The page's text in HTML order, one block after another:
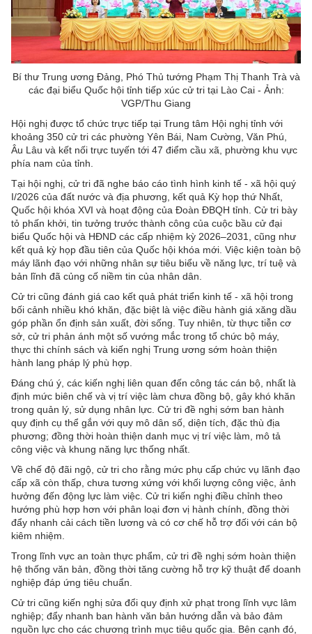
Bí thư Trung ương Đảng, Phó Thủ tướng Phạm Thị Thanh Trà và
các đại biểu Quốc hội tỉnh tiếp xúc cử tri tại Lào Cai - Ảnh:
VGP/Thu Giang
Hội nghị được tổ chức trực tiếp tại Trung tâm Hội nghị tỉnh với
khoảng 350 cử tri các phường Yên Bái, Nam Cường, Văn Phú,
Âu Lâu và kết nối trực tuyến tới 47 điểm cầu xã, phường khu vực
phía nam của tỉnh.
Tại hội nghị, cử tri đã nghe báo cáo tình hình kinh tế - xã hội quý
I/2026 của đất nước và địa phương, kết quả Kỳ họp thứ Nhất,
Quốc hội khóa XVI và hoạt động của Đoàn ĐBQH tỉnh. Cử tri bày
tỏ phấn khởi, tin tưởng trước thành công của cuộc bầu cử đại
biểu Quốc hội và HĐND các cấp nhiệm kỳ 2026–2031, cũng như
kết quả kỳ họp đầu tiên của Quốc hội khóa mới. Việc kiện toàn bộ
máy lãnh đạo với những nhân sự tiêu biểu về năng lực, trí tuệ và
bản lĩnh đã củng cố niềm tin của nhân dân.
Cử tri cũng đánh giá cao kết quả phát triển kinh tế - xã hội trong
bối cảnh nhiều khó khăn, đặc biệt là việc điều hành giá xăng dầu
góp phần ổn định sản xuất, đời sống. Tuy nhiên, từ thực tiễn cơ
sở, cử tri phản ánh một số vướng mắc trong tổ chức bộ máy,
thực thi chính sách và kiến nghị Trung ương sớm hoàn thiện
hành lang pháp lý phù hợp.
Đáng chú ý, các kiến nghị liên quan đến công tác cán bộ, nhất là
định mức biên chế và vị trí việc làm chưa đồng bộ, gây khó khăn
trong quản lý, sử dụng nhân lực. Cử tri đề nghị sớm ban hành
quy định cụ thể gắn với quy mô dân số, diện tích, đặc thù địa
phương; đồng thời hoàn thiện danh mục vị trí việc làm, mô tả
công việc và khung năng lực thống nhất.
Về chế độ đãi ngộ, cử tri cho rằng mức phụ cấp chức vụ lãnh đạo
cấp xã còn thấp, chưa tương xứng với khối lượng công việc, ảnh
hưởng đến động lực làm việc. Cử tri kiến nghị điều chỉnh theo
hướng phù hợp hơn với phân loại đơn vị hành chính, đồng thời
đẩy nhanh cải cách tiền lương và có cơ chế hỗ trợ đối với cán bộ
kiêm nhiệm.
Trong lĩnh vực an toàn thực phẩm, cử tri đề nghị sớm hoàn thiện
hệ thống văn bản, đồng thời tăng cường hỗ trợ kỹ thuật để doanh
nghiệp đáp ứng tiêu chuẩn.
Cử tri cũng kiến nghị sửa đổi quy định xử phạt trong lĩnh vực lâm
nghiệp; đẩy nhanh ban hành văn bản hướng dẫn và bảo đảm
nguồn lực cho các chương trình mục tiêu quốc gia. Bên cạnh đó,